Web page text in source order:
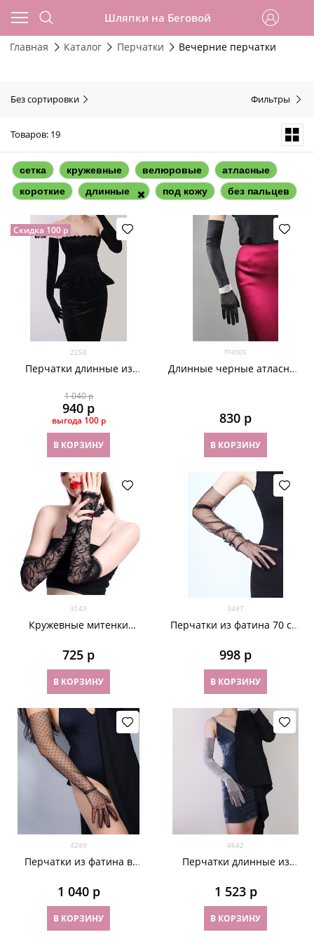
Шляпки на Беговой
Главная Каталог Перчатки Вечерние перчатки
Без сортировки Фильтры
Товаров: 19
сетка кружевные велюровые
атласные
короткие
длинные под кожу без пальцев
Скидка 100 р
2258
Перчатки длинные из
1 040 р
940 р
выгода 100 р
В КОРЗИНУ
ПЧ005
Длинные черные атласные
830 р
В КОРЗИНУ
3143
Кружевные митенки
725 р
В КОРЗИНУ
3497
Перчатки из фатина 70 см.
998 р
В КОРЗИНУ
4249
Перчатки из фатина в
1 040 р
В КОРЗИНУ
4642
Перчатки длинные из
1 523 р
В КОРЗИНУ